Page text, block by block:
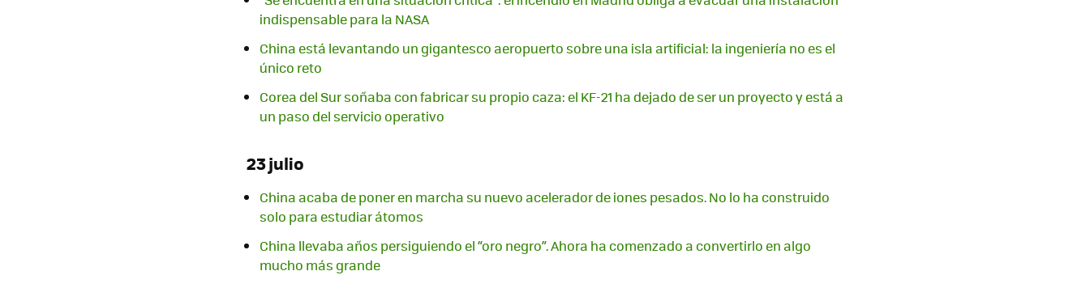
indispensable para la NASA
China está levantando un gigantesco aeropuerto sobre una isla artificial: la ingeniería no es el
único reto
Corea del Sur soñaba con fabricar su propio caza: el KF-21 ha dejado de ser un proyecto y está a
un paso del servicio operativo
23 julio
China acaba de poner en marcha su nuevo acelerador de iones pesados. No lo ha construido
solo para estudiar átomos
China llevaba años persiguiendo el “oro negro”. Ahora ha comenzado a convertirlo en algo
mucho más grande